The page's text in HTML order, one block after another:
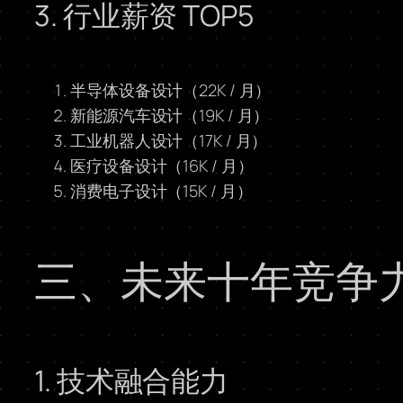
3. 行业薪资 TOP5
半导体设备设计（22K / 月）
新能源汽车设计（19K / 月）
工业机器人设计（17K / 月）
医疗设备设计（16K / 月）
消费电子设计（15K / 月）
三、未来十年竞争
1. 技术融合能力